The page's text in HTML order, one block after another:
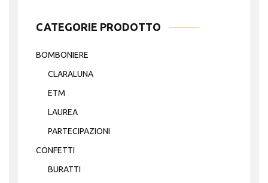
CATEGORIE PRODOTTO
BOMBONIERE
CLARALUNA
ETM
LAUREA
PARTECIPAZIONI
CONFETTI
BURATTI